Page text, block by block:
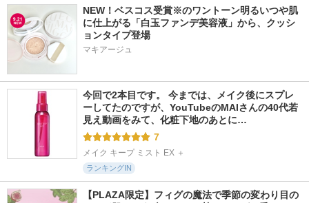
NEW！ベスコス受賞※のワントーン明るいつや肌
に仕上がる「白玉ファンデ美容液」から、クッシ
ョンタイプ登場
マキアージュ
今回で2本目です。 今までは、メイク後にスプレ
ーしてたのですが、YouTubeのMAIさんの40代若
見え動画をみて、化粧下地のあとに…
7
メイク キープ ミスト EX ＋
ランキングIN
【PLAZA限定】フィグの魔法で季節の変わり目の